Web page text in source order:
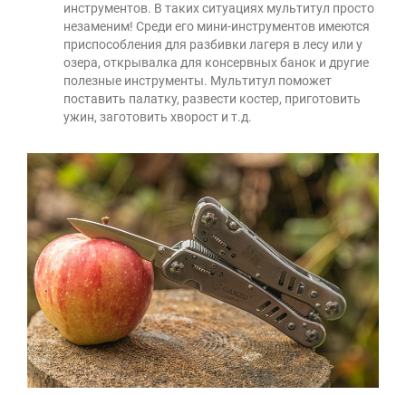
инструментов. В таких ситуациях мультитул просто
незаменим! Среди его мини-инструментов имеются
приспособления для разбивки лагеря в лесу или у
озера, открывалка для консервных банок и другие
полезные инструменты. Мультитул поможет
поставить палатку, развести костер, приготовить
ужин, заготовить хворост и т.д.